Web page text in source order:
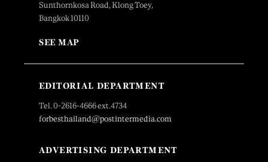
Sunthornkosa Road, Klong Toey,
Bangkok 10110
SEE MAP
EDITORIAL DEPARTMENT
Tel. 0-2616-4666 ext.4734
forbesthailand@postintermedia.com
ADVERTISING DEPARTMENT